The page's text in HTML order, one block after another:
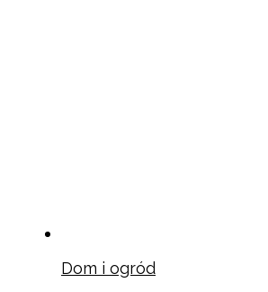
Dom i ogród